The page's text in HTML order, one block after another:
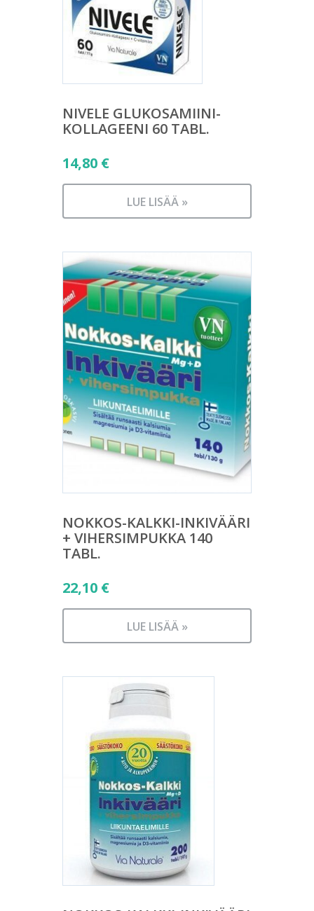
NIVELE GLUKOSAMIINI-
KOLLAGEENI 60 TABL.
14,80 €
LUE LISÄÄ »
NOKKOS-KALKKI-INKIVÄÄRI
+ VIHERSIMPUKKA 140
TABL.
22,10 €
LUE LISÄÄ »